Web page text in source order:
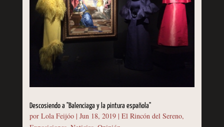
Descosiendo a "Balenciaga y la pintura española"
por Lola Feijóo| Jun 18, 2019| El Rincón del Sereno,